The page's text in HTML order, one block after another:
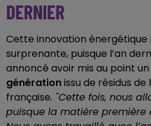
DERNIER
Cette innovation énergétique
surprenante, puisque l’an
annoncé avoir mis au point un
générationissu de résidus
française. "Cette fois, nous
puisque la matière première